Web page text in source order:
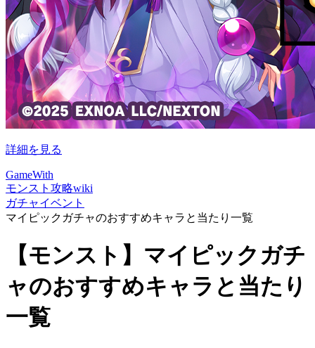
詳細を見る
GameWith
モンスト攻略wiki
ガチャイベント
マイピックガチャのおすすめキャラと当たり一覧
【モンスト】マイピックガチ
ャのおすすめキャラと当たり
一覧